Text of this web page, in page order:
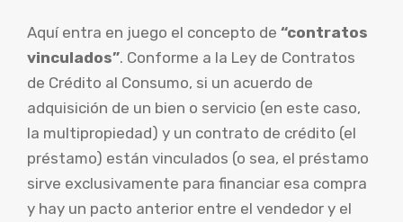
Aquí entra en juego el concepto de “contratos
vinculados”. Conforme a la Ley de Contratos
de Crédito al Consumo, si un acuerdo de
adquisición de un bien o servicio (en este caso,
la multipropiedad) y un contrato de crédito (el
préstamo) están vinculados (o sea, el préstamo
sirve exclusivamente para financiar esa compra
y hay un pacto anterior entre el vendedor y el